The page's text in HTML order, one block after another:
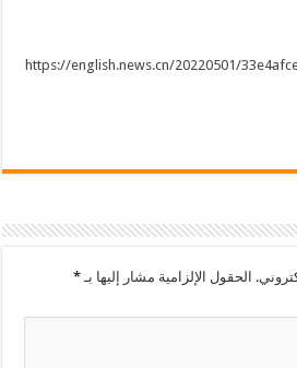
https://english.news.cn/20220501/
الحقول الإلزامية مشار إليها بـ*